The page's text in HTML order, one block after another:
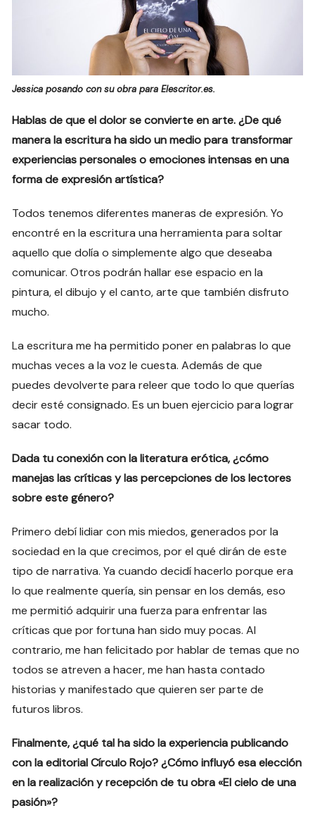
Jessica posando con su obra para Elescritor.es.
Hablas de que el dolor se convierte en arte. ¿De qué
manera la escritura ha sido un medio para transformar
experiencias personales o emociones intensas en una
forma de expresión artística?
Todos tenemos diferentes maneras de expresión. Yo
encontré en la escritura una herramienta para soltar
aquello que dolía o simplemente algo que deseaba
comunicar. Otros podrán hallar ese espacio en la
pintura, el dibujo y el canto, arte que también disfruto
mucho.
La escritura me ha permitido poner en palabras lo que
muchas veces a la voz le cuesta. Además de que
puedes devolverte para releer que todo lo que querías
decir esté consignado. Es un buen ejercicio para lograr
sacar todo.
Dada tu conexión con la literatura erótica, ¿cómo
manejas las críticas y las percepciones de los lectores
sobre este género?
Primero debí lidiar con mis miedos, generados por la
sociedad en la que crecimos, por el qué dirán de este
tipo de narrativa. Ya cuando decidí hacerlo porque era
lo que realmente quería, sin pensar en los demás, eso
me permitió adquirir una fuerza para enfrentar las
críticas que por fortuna han sido muy pocas. Al
contrario, me han felicitado por hablar de temas que no
todos se atreven a hacer, me han hasta contado
historias y manifestado que quieren ser parte de
futuros libros.
Finalmente, ¿qué tal ha sido la experiencia publicando
con la editorial Círculo Rojo? ¿Cómo influyó esa elección
en la realización y recepción de tu obra «El cielo de una
pasión»?